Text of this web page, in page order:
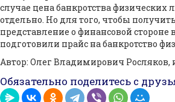
случае цена банкротства физических
отдельно. Но для того, чтобы
представление о финансовой стороне
подготовили прайс на банкротство
Автор: Олег Владимирович Росляков,
Обязательно поделитесь с